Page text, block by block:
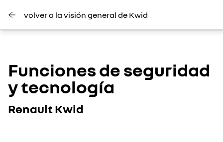
volver a la visión general de Kwid
Funciones de seguridad
y tecnología
Renault Kwid